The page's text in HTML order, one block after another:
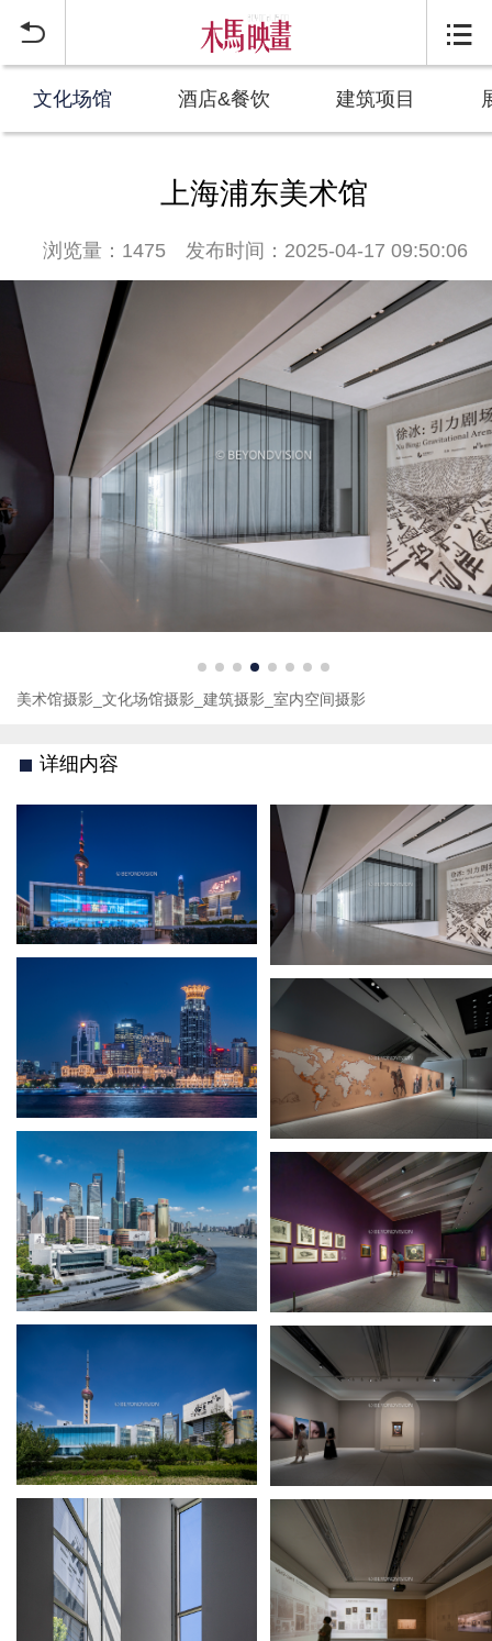
 
文化场馆 酒店&餐饮 建筑项目
上海浦东美术馆
浏览量：1475 发布时间：2025-04-17 09:50:06
美术馆摄影_文化场馆摄影_建筑摄影_室内空间摄影
详细内容